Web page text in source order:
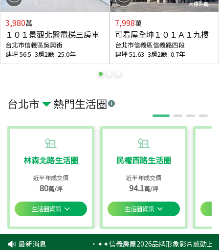
台北市 熱門生活圈
林森北路生活圈
近半年成交價
80萬/坪
生活圈資訊
民權西路生活圈
近半年成交價
94.1萬/坪
生活圈資訊
3,980萬
１０１景觀北醫電梯三房車
台北市信義區吳興街
建坪56.5 3房2廳 25.0年
7,998萬
可看屋全坤１０１Ａ１九樓
台北市信義區信義路四段
建坪51.63 3房2廳 0.7年
最新消息 ‧✦✦信義房屋2026品牌形象影片感動上